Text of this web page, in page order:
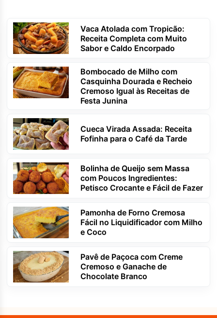
Vaca Atolada com Tropicão:
Receita Completa com Muito
Sabor e Caldo Encorpado
Bombocado de Milho com
Casquinha Dourada e Recheio
Cremoso Igual às Receitas de
Festa Junina
Cueca Virada Assada: Receita
Fofinha para o Café da Tarde
Bolinha de Queijo sem Massa
com Poucos Ingredientes:
Petisco Crocante e Fácil de Fazer
Pamonha de Forno Cremosa
Fácil no Liquidificador com Milho
e Coco
Pavê de Paçoca com Creme
Cremoso e Ganache de
Chocolate Branco